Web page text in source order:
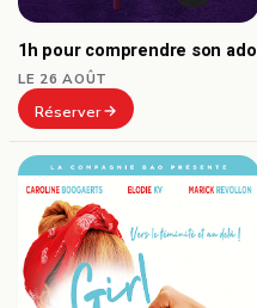
1h pour comprendre son ado
LE 26 AOÛT
Réserver